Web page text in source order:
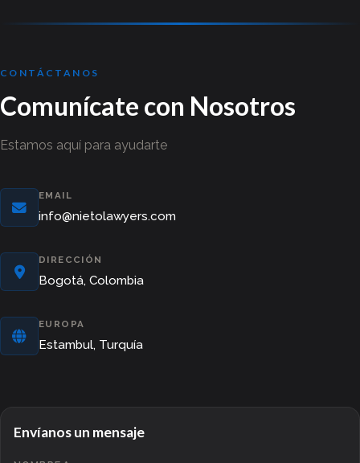
CONTÁCTANOS
Comunícate con Nosotros
Estamos aquí para ayudarte
EMAIL
info@nietolawyers.com
DIRECCIÓN
Bogotá, Colombia
EUROPA
Estambul, Turquía
Envíanos un mensaje